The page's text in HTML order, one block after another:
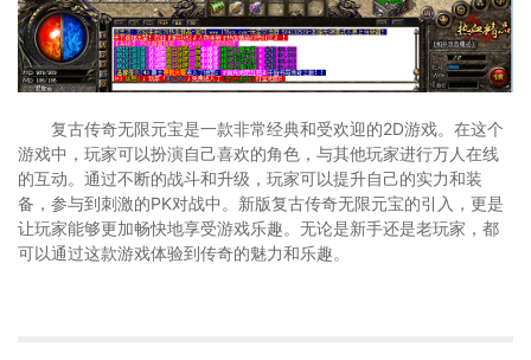
复古传奇无限元宝是一款非常经典和受欢迎的2D游戏。在这个
游戏中，玩家可以扮演自己喜欢的角色，与其他玩家进行万人在线
的互动。通过不断的战斗和升级，玩家可以提升自己的实力和装
备，参与到刺激的PK对战中。新版复古传奇无限元宝的引入，更是
让玩家能够更加畅快地享受游戏乐趣。无论是新手还是老玩家，都
可以通过这款游戏体验到传奇的魅力和乐趣。